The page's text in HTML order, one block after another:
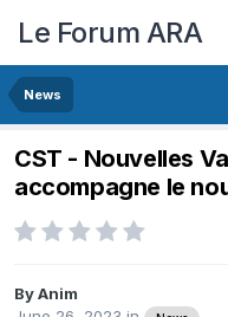
Le Forum ARA
News
CST - Nouvelles
accompagne le
ByAnim